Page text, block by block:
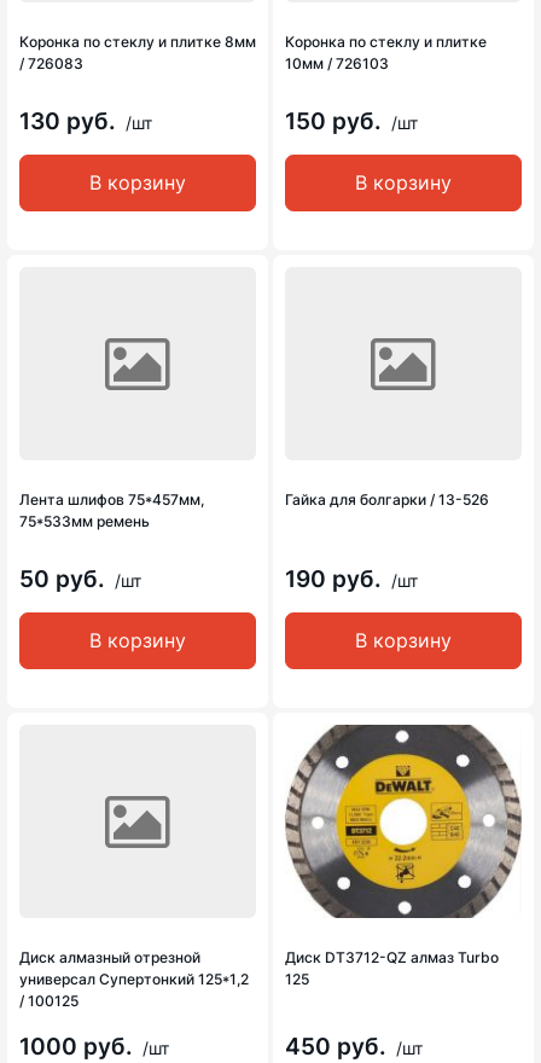
Коронка по стеклу и плитке 8мм
/ 726083
130 руб. /шт
В корзину
Коронка по стеклу и плитке
10мм / 726103
150 руб. /шт
В корзину
Лента шлифов 75*457мм,
75*533мм ремень
50 руб. /шт
В корзину
Гайка для болгарки / 13-526
190 руб. /шт
В корзину
Диск алмазный отрезной
универсал Супертонкий 125*1,2
/ 100125
1000 руб. /шт
Диск DT3712-QZ алмаз Turbo
125
450 руб. /шт